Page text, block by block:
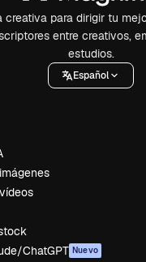
creativa para dirigir tu
entre creativos,
estudios.
Español
ChatGPT Nuevo